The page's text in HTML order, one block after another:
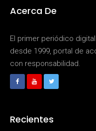
Acerca De
El primer periódico
desde 1999, portal de
con responsabilidad.
Recientes